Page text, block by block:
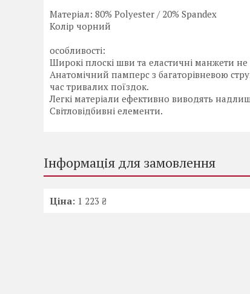
Матеріал: 80% Polyester / 20% Spandex
Колір чорний
особливості:
Широкі плоскі шви та еластичні манжети не
Анатомічний памперс з багаторівневою
час тривалих поїздок.
Легкі матеріали ефективно виводять
Світловідбивні елементи.
Інформація для замовлення
Ціна: 1 223 ₴